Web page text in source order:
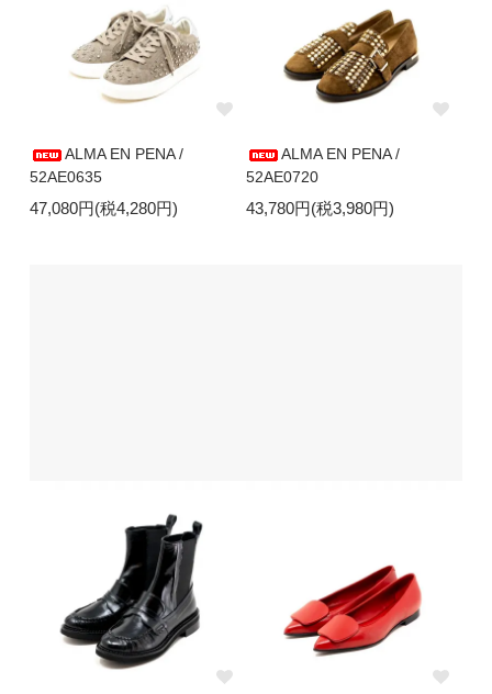
ALMA EN PENA /
52AE0635
47,080円(税4,280円)
ALMA EN PENA /
52AE0720
43,780円(税3,980円)